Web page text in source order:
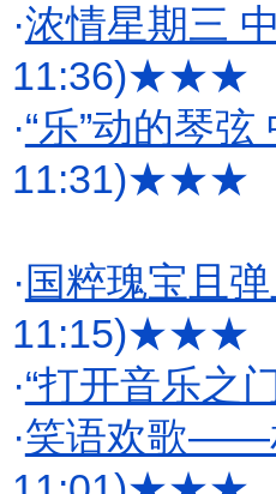
·浓情星期三
11:36)★★★
·“乐”动的琴
11:31)★★★
· 国粹瑰宝且
11:15)★★★
·“打开音乐之
·笑语欢歌——